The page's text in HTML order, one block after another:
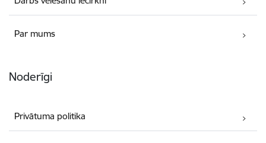
Par mums
Noderīgi
Privātuma politika